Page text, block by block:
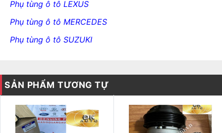
Phụ tùng ô tô LEXUS
Phụ tùng ô tô MERCEDES
Phụ tùng ô tô SUZUKI
SẢN PHẨM TƯƠNG TỰ